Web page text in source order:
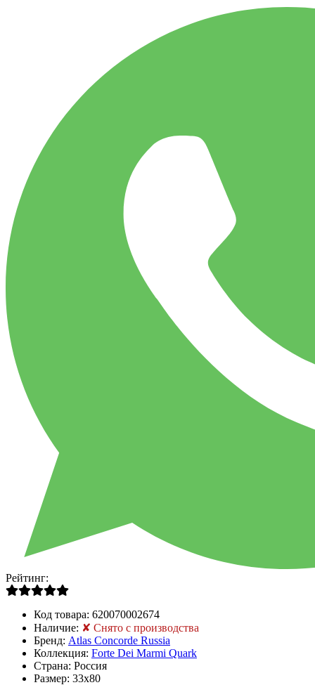
Рейтинг:
Код товара: 620070002674
Наличие: ✘ Снято с производства
Бренд: Atlas Concorde Russia
Коллекция: Forte Dei Marmi Quark
Страна: Россия
Размер: 33x80